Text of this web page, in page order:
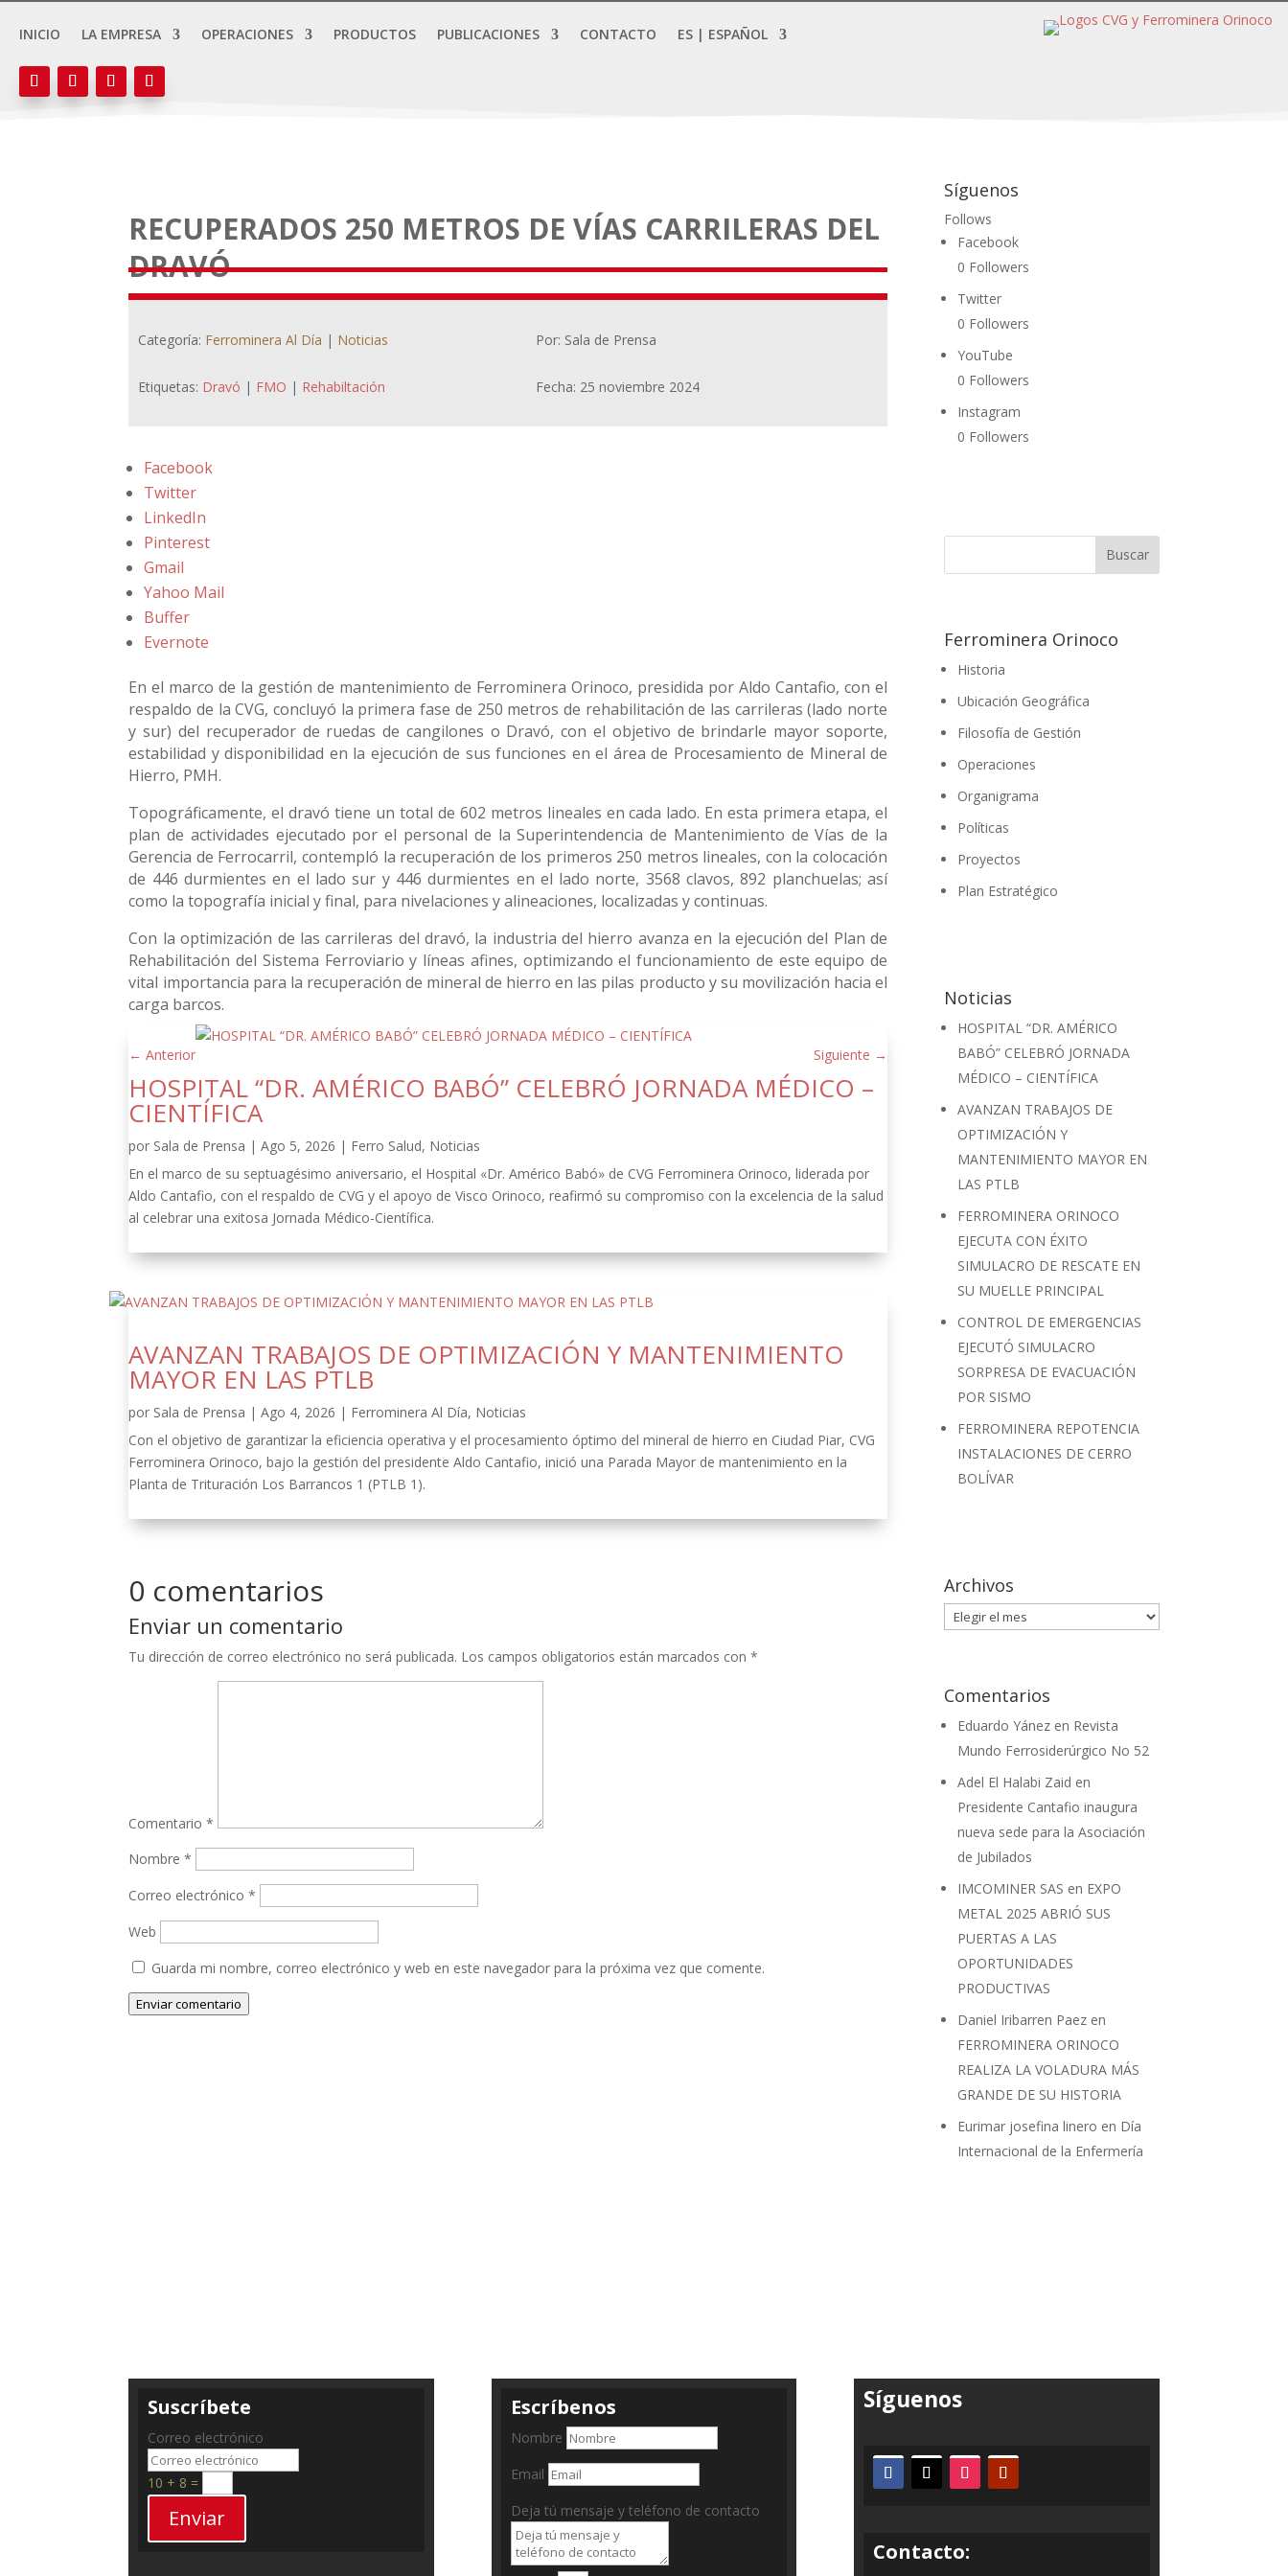
INICIO LA EMPRESA OPERACIONES PRODUCTOS PUBLICACIONES CONTACTO ES | ESPAÑOL
RECUPERADOS 250 METROS DE VÍAS CARRILERAS DEL
DRAVÓ
Categoría: Ferrominera Al Día | Noticias
Etiquetas: Dravó | FMO | Rehabiltación
Por: Sala de Prensa
Fecha: 25 noviembre 2024
Facebook
Twitter
LinkedIn
Pinterest
Gmail
Yahoo Mail
Buffer
Evernote
En el marco de la gestión de mantenimiento de Ferrominera Orinoco, presidida por Aldo Cantafio, con el
respaldo de la CVG, concluyó la primera fase de 250 metros de rehabilitación de las carrileras (lado norte
y sur) del recuperador de ruedas de cangilones o Dravó, con el objetivo de brindarle mayor soporte,
estabilidad y disponibilidad en la ejecución de sus funciones en el área de Procesamiento de Mineral de
Hierro, PMH.
Topográficamente, el dravó tiene un total de 602 metros lineales en cada lado. En esta primera etapa, el
plan de actividades ejecutado por el personal de la Superintendencia de Mantenimiento de Vías de la
Gerencia de Ferrocarril, contempló la recuperación de los primeros 250 metros lineales, con la colocación
de 446 durmientes en el lado sur y 446 durmientes en el lado norte, 3568 clavos, 892 planchuelas; así
como la topografía inicial y final, para nivelaciones y alineaciones, localizadas y continuas.
Con la optimización de las carrileras del dravó, la industria del hierro avanza en la ejecución del Plan de
Rehabilitación del Sistema Ferroviario y líneas afines, optimizando el funcionamiento de este equipo de
vital importancia para la recuperación de mineral de hierro en las pilas producto y su movilización hacia el
carga barcos.
←Anterior Siguiente →
HOSPITAL “DR. AMÉRICO BABÓ” CELEBRÓ JORNADA MÉDICO –
CIENTÍFICA
por Sala de Prensa |Ago 5, 2026 | Ferro Salud, Noticias
En el marco de su septuagésimo aniversario, el Hospital «Dr. Américo Babó» de CVG Ferrominera Orinoco, liderada por
Aldo Cantafio, con el respaldo de CVG y el apoyo de Visco Orinoco, reafirmó su compromiso con la excelencia de la salud
al celebrar una exitosa Jornada Médico-Científica.
AVANZAN TRABAJOS DE OPTIMIZACIÓN Y MANTENIMIENTO
MAYOR EN LAS PTLB
por Sala de Prensa |Ago 4, 2026 | Ferrominera Al Día, Noticias
Con el objetivo de garantizar la eficiencia operativa y el procesamiento óptimo del mineral de hierro en Ciudad Piar, CVG
Ferrominera Orinoco, bajo la gestión del presidente Aldo Cantafio, inició una Parada Mayor de mantenimiento en la
Planta de Trituración Los Barrancos 1 (PTLB 1).
0 comentarios
Enviar un comentario
Tu dirección de correo electrónico no será publicada. Los campos obligatorios están marcados con*
Comentario*
Nombre*
Correo electrónico*
Web
Guarda mi nombre, correo electrónico y web en este navegador para la próxima vez que comente.
Enviar comentario
Síguenos
Follows
Facebook
0 Followers
Twitter
0 Followers
YouTube
0 Followers
Instagram
0 Followers
Ferrominera Orinoco
Historia
Ubicación Geográfica
Filosofía de Gestión
Operaciones
Organigrama
Políticas
Proyectos
Plan Estratégico
Noticias
HOSPITAL “DR. AMÉRICO
BABÓ” CELEBRÓ JORNADA
MÉDICO – CIENTÍFICA
AVANZAN TRABAJOS DE
OPTIMIZACIÓN Y
MANTENIMIENTO MAYOR EN
LAS PTLB
FERROMINERA ORINOCO
EJECUTA CON ÉXITO
SIMULACRO DE RESCATE EN
SU MUELLE PRINCIPAL
CONTROL DE EMERGENCIAS
EJECUTÓ SIMULACRO
SORPRESA DE EVACUACIÓN
POR SISMO
FERROMINERA REPOTENCIA
INSTALACIONES DE CERRO
BOLÍVAR
Archivos
Archivos
Comentarios
Eduardo Yánez en Revista
Mundo Ferrosiderúrgico No 52
Adel El Halabi Zaid en
Presidente Cantafio inaugura
nueva sede para la Asociación
de Jubilados
IMCOMINER SAS en EXPO
METAL 2025 ABRIÓ SUS
PUERTAS A LAS
OPORTUNIDADES
PRODUCTIVAS
Daniel Iribarren Paez en
FERROMINERA ORINOCO
REALIZA LA VOLADURA MÁS
GRANDE DE SU HISTORIA
Eurimar josefina linero en Día
Internacional de la Enfermería
Suscríbete
Correo electrónico
10 + 8 =
Enviar
Escríbenos
Nombre
Email
Deja tú mensaje y teléfono de contacto
Síguenos
Contacto: